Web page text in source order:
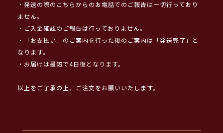
・発送の際のこちらからのお電話でのご報告は一切行っており
ません。
・ご入金確認のご報告は行っておりません。
・「お支払い」のご案内を行った後のご案内は「発送完了」と
なります。
・お届けは最短で4日後となります。
以上をご了承の上、ご注文をお願いいたします。